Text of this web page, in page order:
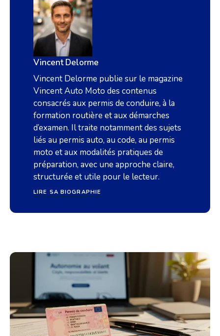
Vincent Delorme
Vincent Delorme publie sur le magazine
Vincent Auto Moto des contenus
consacrés aux permis de conduire, à la
formation routière et aux démarches
d’examen. Il traite notamment des sujets
liés au permis auto, au code, au permis
moto et aux modalités pratiques de
préparation, avec une approche claire,
structurée et utile pour le lecteur.
LIRE SA BIOGRAPHIE